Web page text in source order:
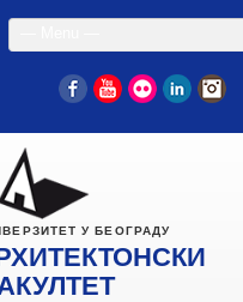
FacebookYouTube
Flickr LinkedIn
У БЕОГРАДУ